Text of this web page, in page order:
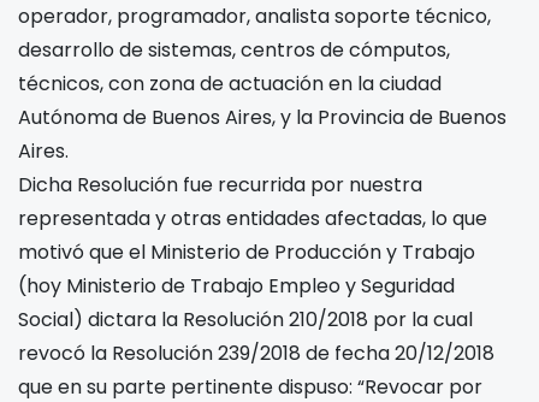
operador, programador, analista soporte técnico,
desarrollo de sistemas, centros de cómputos,
técnicos, con zona de actuación en la ciudad
Autónoma de Buenos Aires, y la Provincia de Buenos
Aires.
Dicha Resolución fue recurrida por nuestra
representada y otras entidades afectadas, lo que
motivó que el Ministerio de Producción y Trabajo
(hoy Ministerio de Trabajo Empleo y Seguridad
Social) dictara la Resolución 210/2018 por la cual
revocó la Resolución 239/2018 de fecha 20/12/2018
que en su parte pertinente dispuso: “Revocar por